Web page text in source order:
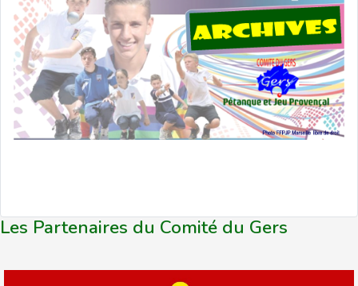
Les Partenaires du Comité du Gers